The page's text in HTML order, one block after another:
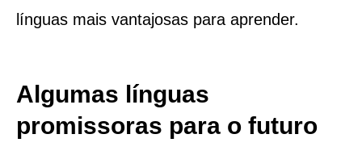
línguas mais vantajosas para aprender.
Algumas línguas
promissoras para o futuro